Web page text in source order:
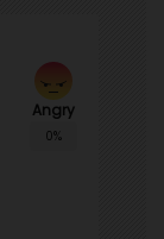
Angry
0%